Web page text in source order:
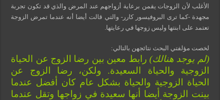
الأغلب لأن الزوجات يقمن برعاية أزواجهم عند المرض والذي قد تكون تجربة
مجهدة -كما ترى البروفيسور كارر- والتي قالت أيضا أنه عندما تمرض الزوجة
تعتمد على ابنتها وليس زوجها في رعايتها.
لخصت مؤلفتي البحث نتائجهن بالتالي:
(لم يوجد هنالك) رابط معين بين رضا الزوج عن الحياة
الزوجية والحياة السعيدة. ولكن، رضا الزوج عن
الحياة الزوجية والحياة بشكل عام كان أفضل عندما
بينت الزوجة أيضا أنها سعيدة في زواجها وتقل عندما